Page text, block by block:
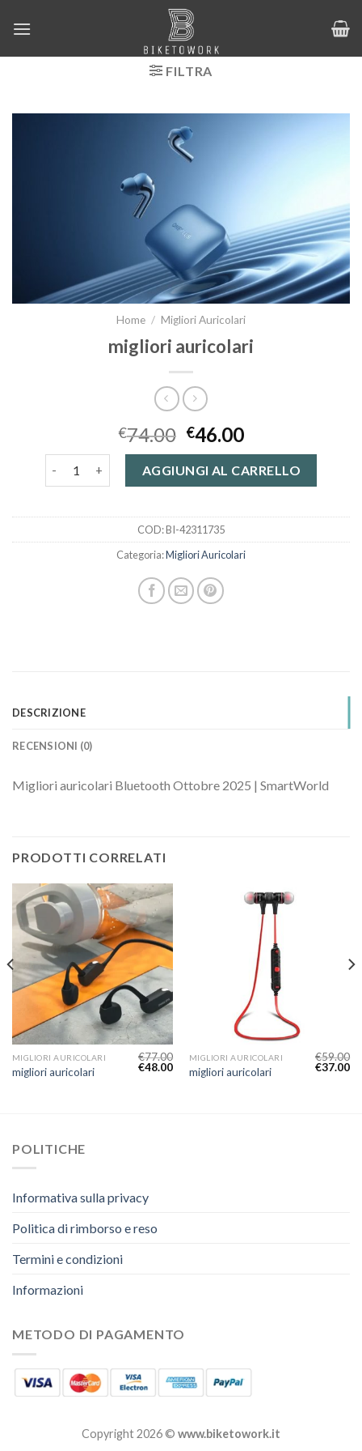
FILTRA
Home / Migliori Auricolari
migliori auricolari
€74.00 €46.00
AGGIUNGI AL CARRELLO
COD:BI-42311735
Categoria:Migliori Auricolari
DESCRIZIONE
RECENSIONI (0)
Migliori auricolari Bluetooth Ottobre 2025 | SmartWorld
PRODOTTI CORRELATI
MIGLIORI AURICOLARI
migliori auricolari
€77.00
€48.00
MIGLIORI AURICOLARI
migliori auricolari
€59.00
€37.00
POLITICHE
Informativa sulla privacy
Politica di rimborso e reso
Termini e condizioni
Informazioni
METODO DI PAGAMENTO
Copyright 2026 © www.biketowork.it